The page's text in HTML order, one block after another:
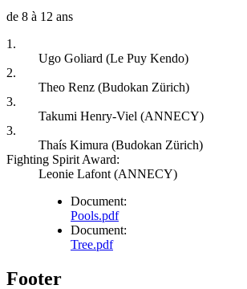
de 8 à 12 ans
1.
Ugo Goliard (Le Puy Kendo)
2.
Theo Renz (Budokan Zürich)
3.
Takumi Henry-Viel (ANNECY)
3.
Thaís Kimura (Budokan Zürich)
Fighting Spirit Award:
Leonie Lafont (ANNECY)
Document:
Pools.pdf
Document:
Tree.pdf
Footer